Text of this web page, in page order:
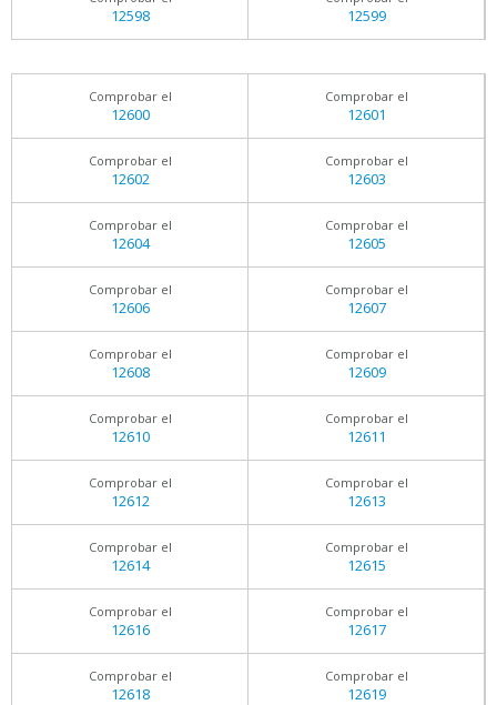
12598 12599
Comprobar el
12600
Comprobar el
12601
Comprobar el
12602
Comprobar el
12603
Comprobar el
12604
Comprobar el
12605
Comprobar el
12606
Comprobar el
12607
Comprobar el
12608
Comprobar el
12609
Comprobar el
12610
Comprobar el
12611
Comprobar el
12612
Comprobar el
12613
Comprobar el
12614
Comprobar el
12615
Comprobar el
12616
Comprobar el
12617
Comprobar el
12618
Comprobar el
12619